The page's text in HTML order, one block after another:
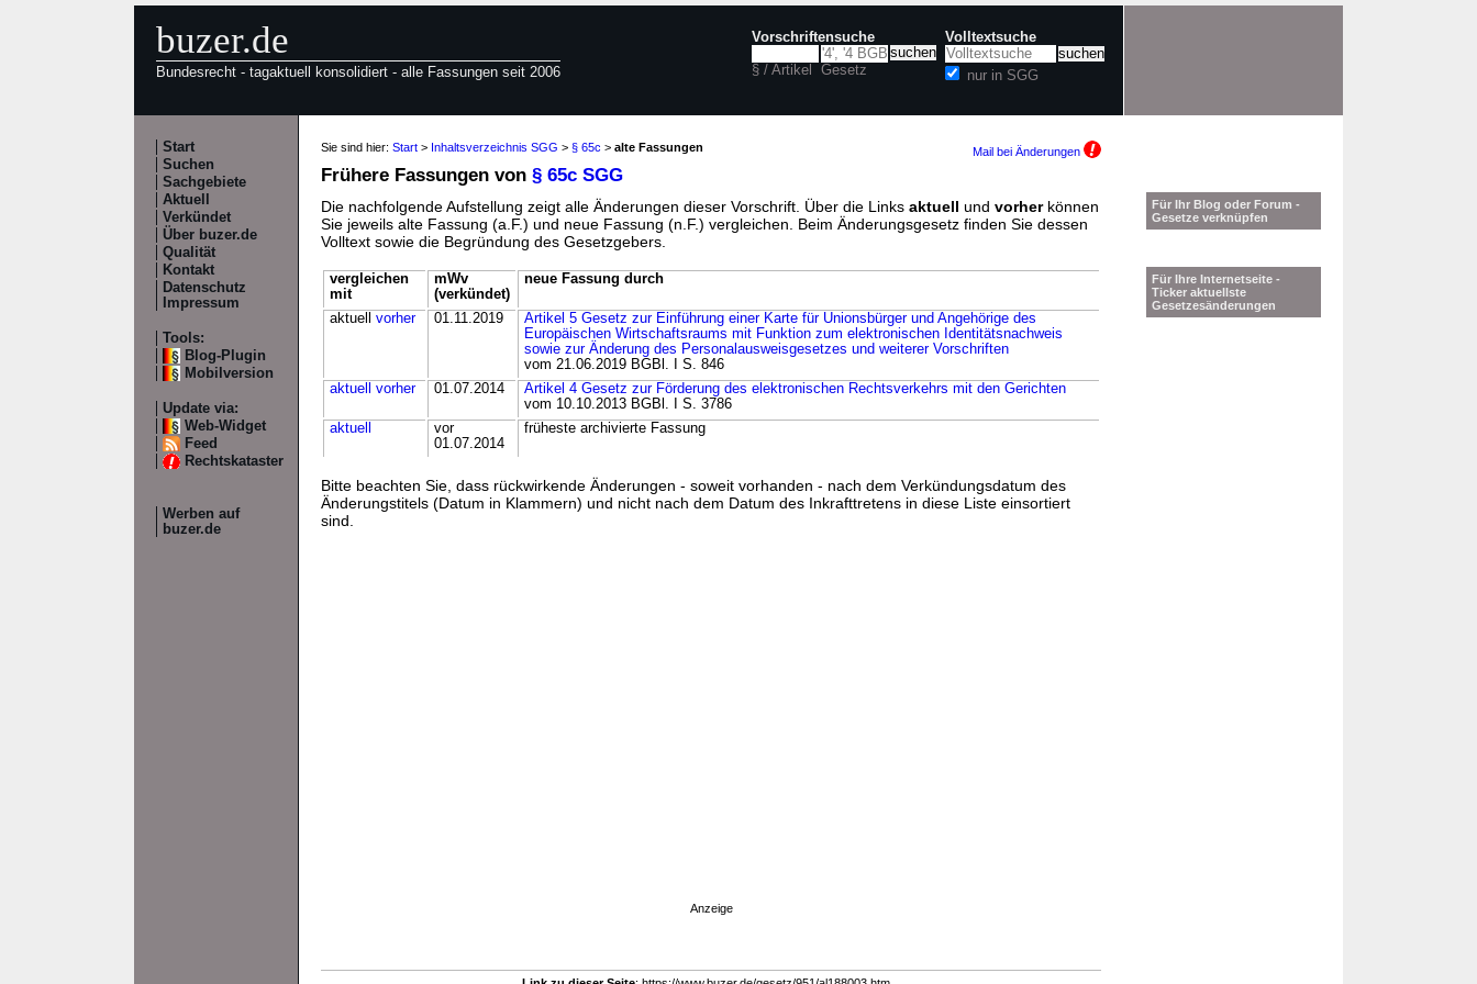
buzer.de
Bundesrecht - tagaktuell konsolidiert - alle Fassungen seit 2006
Vorschriftensuche
§ / Artikel Gesetz
Volltextsuche
nur in SGG
Start
Suchen
Sachgebiete
Aktuell
Verkündet
Über buzer.de
Qualität
Kontakt
Datenschutz
Impressum
Tools:
Blog-Plugin
Mobilversion
Update via:
Web-Widget
Feed
Rechtskataster
Werben auf
buzer.de
Sie sind hier: Start > Inhaltsverzeichnis SGG > § 65c > alte Fassungen Mail bei Änderungen
Frühere Fassungen von § 65c SGG
Die nachfolgende Aufstellung zeigt alle Änderungen dieser Vorschrift. Über die Links aktuell und vorherkönnen
Sie jeweils alte Fassung (a.F.) und neue Fassung (n.F.) vergleichen. Beim Änderungsgesetz finden Sie dessen
Volltext sowie die Begründung des Gesetzgebers.
vergleichen
mit
mWv
(verkündet)
neue Fassung durch
aktuell vorher 01.11.2019
Artikel 5 Gesetz zur Einführung einer Karte für Unionsbürger und Angehörige des
Europäischen Wirtschaftsraums mit Funktion zum elektronischen Identitätsnachweis
sowie zur Änderung des Personalausweisgesetzes und weiterer Vorschriften
vom 21.06.2019 BGBl. I S. 846
aktuell
vorher 01.07.2014
Artikel 4 Gesetz zur Förderung des elektronischen Rechtsverkehrs mit den Gerichten
vom 10.10.2013 BGBl. I S. 3786
aktuell
vor
01.07.2014
früheste archivierte Fassung
Bitte beachten Sie, dass rückwirkende Änderungen - soweit vorhanden - nach dem Verkündungsdatum des
Änderungstitels (Datum in Klammern) und nicht nach dem Datum des Inkrafttretens in diese Liste einsortiert
sind.
Anzeige
Für Ihr Blog oder Forum -
Gesetze verknüpfen
Für Ihre Internetseite -
Ticker aktuellste
Gesetzesänderungen